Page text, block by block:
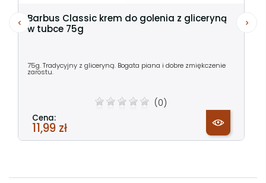
Barbus Classic krem do golenia z gliceryną
w tubce 75g
75g. Tradycyjny z gliceryną. Bogata piana i dobre zmiękczenie
zarostu.
(0)
Cena:
11,99 zł